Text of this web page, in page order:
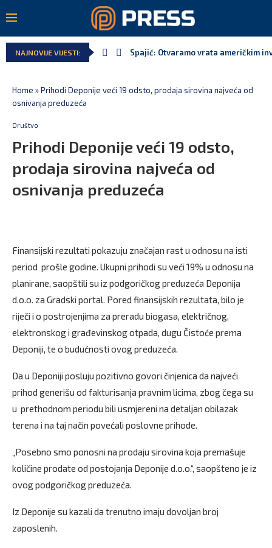
NAJNOVIJE VIJESTI: Spajić: Otvaramo vrata američkim
Home »Prihodi Deponije veći 19 odsto, prodaja sirovina najveća od
osnivanja preduzeća
Društvo
Prihodi Deponije veći 19 odsto,
prodaja sirovina najveća od
osnivanja preduzeća
Finansijski rezultati pokazuju značajan rast u odnosu na isti
period prošle godine. Ukupni prihodi su veći 19% u odnosu na
planirane, saopštili su iz podgoričkog preduzeća Deponija
d.o.o. za Gradski portal. Pored finansijskih rezultata, bilo je
riječi i o postrojenjima za preradu biogasa, električnog,
elektronskog i građevinskog otpada, dugu Čistoće prema
Deponiji, te o budućnosti ovog preduzeća.
Da u Deponiji posluju pozitivno govori činjenica da najveći
prihod generišu od fakturisanja pravnim licima, zbog čega su
u prethodnom periodu bili usmjereni na detaljan obilazak
terena i na taj način povećali poslovne prihode.
„Posebno smo ponosni na prodaju sirovina koja premašuje
količine prodate od postojanja Deponije d.o.o.“, saopšteno je iz
ovog podgoričkog preduzeća.
Iz Deponije su kazali da trenutno imaju dovoljan broj
zaposlenih.